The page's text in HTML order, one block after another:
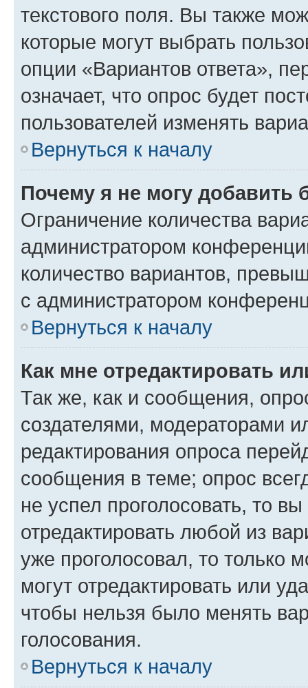
текстового поля. Вы также
которые могут выбрать
опции «Вариантов ответа»,
означает, что опрос будет
пользователей изменять
Вернуться к началу
Почему я не могу добавить
Ограничение количества
администратором
количество вариантов,
с администратором
Вернуться к началу
Как мне отредактировать
Так же, как и сообщения,
создателями, модераторами
редактирования опроса
сообщения в теме; опрос
не успел проголосовать, то
отредактировать любой из
уже проголосовал, то только
могут отредактировать или
чтобы нельзя было менять
голосования.
Вернуться к началу